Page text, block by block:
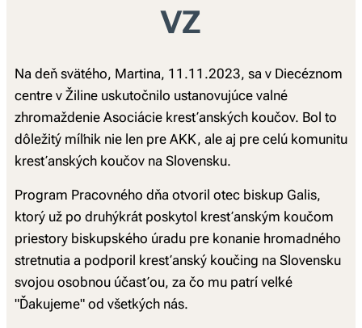
VZ
Na deň svätého, Martina, 11.11.2023, sa v Diecéznom
centre v Žiline uskutočnilo ustanovujúce valné
zhromaždenie Asociácie kresťanských koučov. Bol to
dôležitý míľnik nie len pre AKK, ale aj pre celú komunitu
kresťanských koučov na Slovensku.
Program Pracovného dňa otvoril otec biskup Galis,
ktorý už po druhýkrát poskytol kresťanským koučom
priestory biskupského úradu pre konanie hromadného
stretnutia a podporil kresťanský koučing na Slovensku
svojou osobnou účasťou, za čo mu patrí veľké
"Ďakujeme" od všetkých nás.